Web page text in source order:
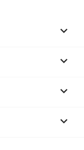



keyboard_arrow_down